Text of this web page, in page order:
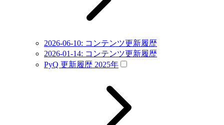
2026-06-10: コンテンツ更新履歴
2026-01-14: コンテンツ更新履歴
PyQ 更新履歴 2025年